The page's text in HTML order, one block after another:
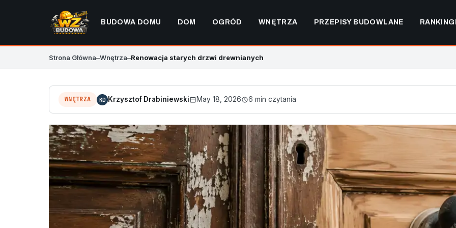
BUDOWA DOMU DOM OGRÓD WNĘTRZA PRZEPISY BUDOWLANE
Strona Główna–Wnętrza–Renowacja starych drzwi drewnianych
WNĘTRZA KD Krzysztof Drabiniewski May 18, 2026 6 min czytania